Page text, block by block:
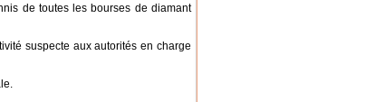
de toutes les bourses de diamant
suspecte aux autorités en charge